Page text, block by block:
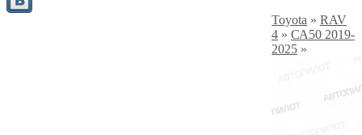
Toyota » RAV
4 » СА50 2019-
2025 »